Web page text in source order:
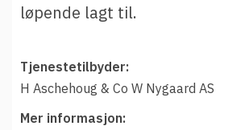
løpende lagt til.
Tjenestetilbyder:
H Aschehoug & Co W Nygaard AS
Mer informasjon: